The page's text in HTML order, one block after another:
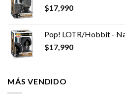
$17,990
Pop! LOTR/Hobbit -
$17,990
MÁS VENDIDO